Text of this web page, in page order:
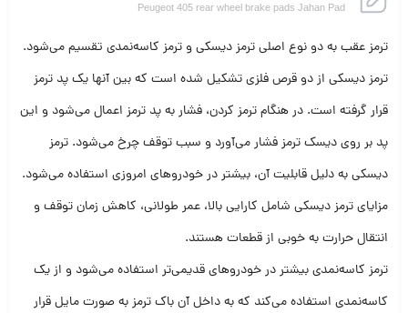
Peugeot 405 rear wheel brake pads Jahan Pad
ترمز عقب به دو نوع اصلی ترمز دیسکی و ترمز کاسه‌نمدی تقسیم می‌شود.
ترمز دیسکی از دو قرص فلزی تشکیل شده است که بین آنها یک پد ترمز
قرار گرفته است. در هنگام ترمز کردن، فشار به پد ترمز اعمال می‌شود و این
پد بر روی دیسک ترمز فشار می‌آورد و سبب توقف چرخ می‌شود. ترمز
دیسکی به دلیل قابلیت آن، بیشتر در خودروهای امروزی استفاده می‌شود.
مزایای ترمز دیسکی شامل کارایی بالا، عمر طولانی، کاهش زمان توقف و
انتقال حرارت به خوبی از قطعات هستند.
ترمز کاسه‌نمدی بیشتر در خودروهای قدیمی‌تر استفاده می‌شود و از یک
کاسه‌نمدی استفاده می‌کند که به داخل آن باک ترمز به صورت مایل قرار